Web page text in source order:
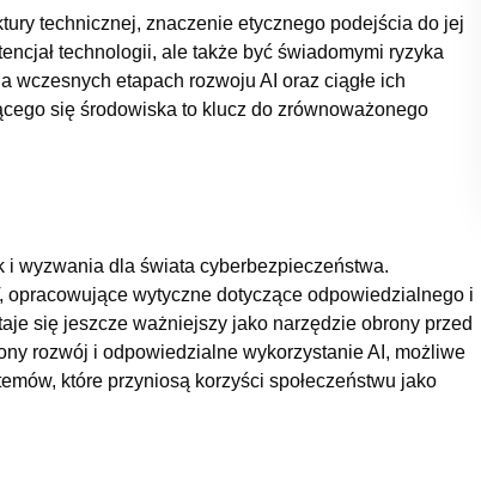
technicznej, znaczenie etycznego podejścia do jej
technologii, ale także być świadomymi ryzyka
etapach rozwoju AI oraz ciągłe ich
się środowiska to klucz do zrównoważonego
wyzwania dla świata cyberbezpieczeństwa.
wytyczne dotyczące odpowiedzialnego i
się jeszcze ważniejszy jako narzędzie obrony przed
rozwój i odpowiedzialne wykorzystanie AI, możliwe
które przyniosą korzyści społeczeństwu jako